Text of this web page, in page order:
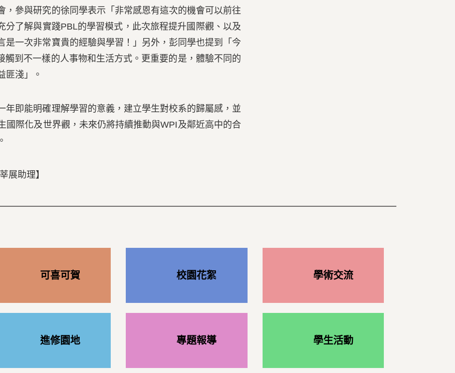
，參與研究的徐同學表示「非常感恩有這次的機會可以前往
分了解與實踐PBL的學習模式，此次旅程提升國際觀、以及
是一次非常寶貴的經驗與學習！」另外，彭同學也提到「今
觸到不一樣的人事物和生活方式。更重要的是，體驗不同的
匪淺」。
年即能明確理解學習的意義，建立學生對校系的歸屬感，並
國際化及世界觀，未來仍將持續推動與WPI及鄰近高中的合
展助理】
可喜可賀 校園花絮 學術交流
進修園地 專題報導 學生活動